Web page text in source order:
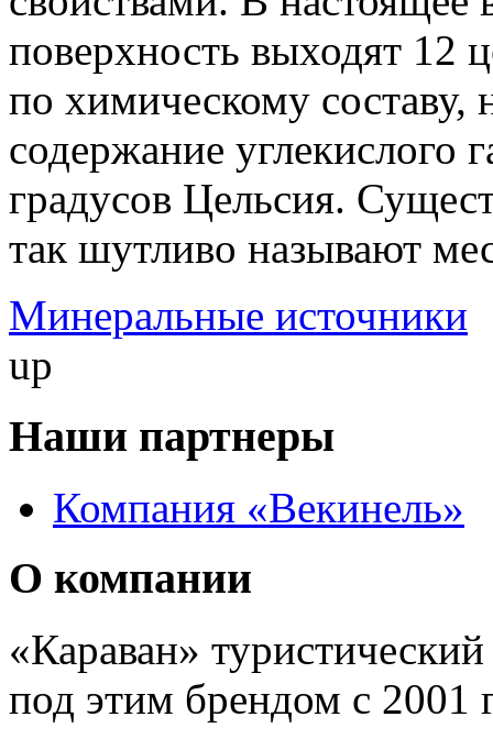
поверхность выходят 12
по химическому
содержание углекислого
градусов Цельсия.
так шутливо называют
Минеральные источники
up
Наши партнеры
Компания «Векинель»
О компании
«Караван»
под этим брендом с 2001